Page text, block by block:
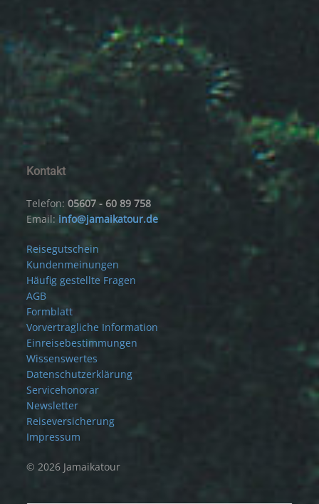
Kontakt
Telefon:05607 - 60 89 758
Email: info@jamaikatour.de
Reisegutschein
Kundenmeinungen
Häufig gestellte Fragen
AGB
Formblatt
Vorvertragliche Information
Einreisebestimmungen
Wissenswertes
Datenschutzerklärung
Servicehonorar
Newsletter
Reiseversicherung
Impressum
© 2026 Jamaikatour